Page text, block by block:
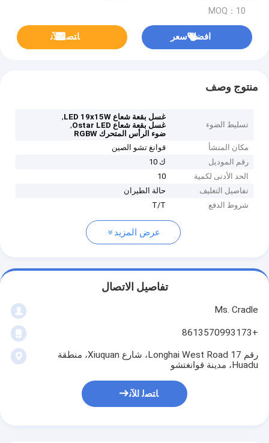
MOQ：10
افضل سعر ﺎﺘﺼﻟ ﺍﻶﻧ
منتوج وصف
تسليط الضوء
غسل بقعة شعاع LED 19x15W
,
غسل بقعة شعاع Ostar LED
,
ضوء الرأس المتحرك RGBW
مكان المنشأ
قوانغ تشو الصين
رقم الموديل
ك 10
الحد الأدنى لكمية
10
تفاصيل التغليف
حالة الطيران
شروط الدفع
T/T
عرض المزيد
تفاصيل الاتصال
Ms. Cradle
+8613570993173
رقم 17 Longhai West Road، شارع Xiuquan، منطقة
Huadu، مدينة قوانغتشو
ﺎﺘﺼﻟ ﺍﻶﻧ